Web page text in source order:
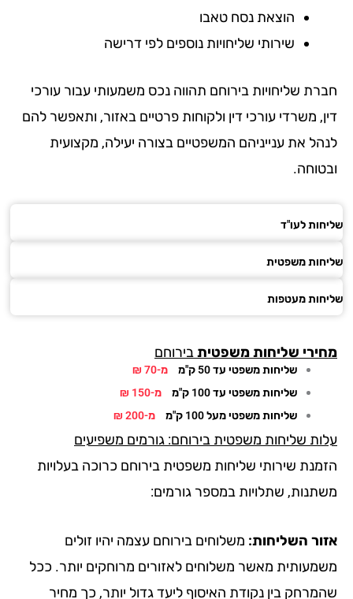
הוצאת נסח טאבו
שירותי שליחויות נוספים לפי דרישה
שליחויות בירוחם תהווה נכס משמעותי עבור עורכי
משרדי עורכי דין ולקוחות פרטיים באזור, ותאפשר להם
את ענייניהם המשפטיים בצורה יעילה, מקצועית
לעו"ד
משפטית
מעטפות
שליחות משפטית בירוחם
שליחות משפטי עד 50 ק"מ
מ-70 ₪
שליחות משפטי עד 100 ק"מ
מ-150 ₪
שליחות משפטי מעל 100 ק"מ
מ-200 ₪
שליחות משפטית בירוחם: גורמים משפיעים
שירותי שליחות משפטית בירוחם כרוכה בעלויות
שתלויות במספר גורמים:
השליחות:משלוחים בירוחם עצמה יהיו זולים
מאשר משלוחים לאזורים מרוחקים יותר. ככל
בין נקודת האיסוף ליעד גדול יותר, כך מחיר